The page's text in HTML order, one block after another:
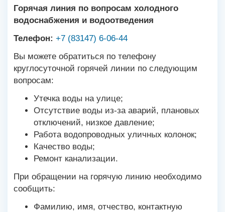
Горячая линия по вопросам холодного
водоснабжения и водоотведения
Телефон: +7 (83147) 6-06-44
Вы можете обратиться по телефону
круглосуточной горячей линии по следующим
вопросам:
Утечка воды на улице;
Отсутствие воды из-за аварий, плановых
отключений, низкое давление;
Работа водопроводных уличных колонок;
Качество воды;
Ремонт канализации.
При обращении на горячую линию необходимо
сообщить:
Фамилию, имя, отчество, контактную